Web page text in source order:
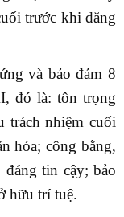
trước khi đăng
và bảo đảm 8
đó là: tôn trọng
trách nhiệm cuối
hóa; công bằng,
tin cậy; bảo
hữu trí tuệ.